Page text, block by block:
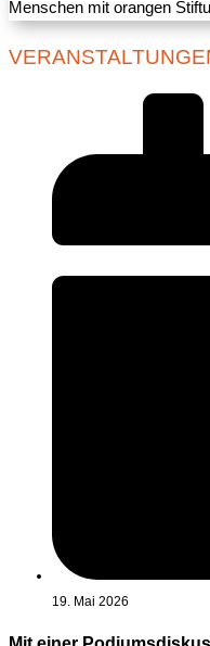
19. Mai 2026